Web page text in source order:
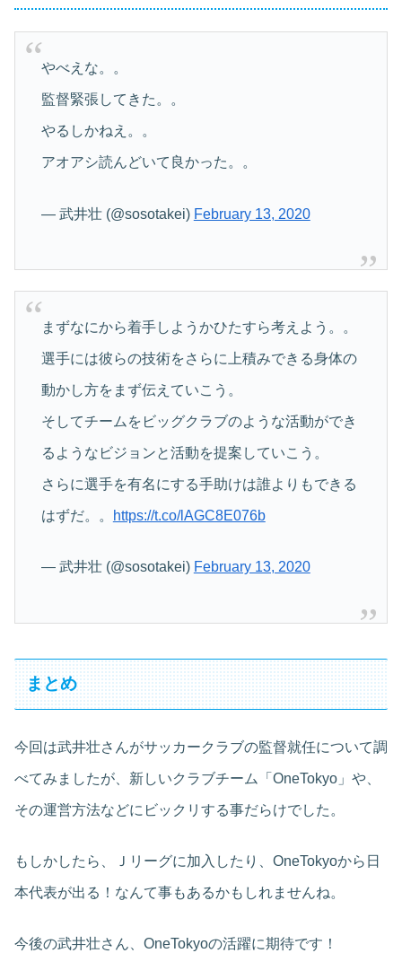
やべえな。。
監督緊張してきた。。
やるしかねえ。。
アオアシ読んどいて良かった。。
— 武井壮 (@sosotakei) February 13, 2020
まずなにから着手しようかひたすら考えよう。。
選手には彼らの技術をさらに上積みできる身体の
動かし方をまず伝えていこう。
そしてチームをビッグクラブのような活動ができ
るようなビジョンと活動を提案していこう。
さらに選手を有名にする手助けは誰よりもできる
はずだ。。 https://t.co/lAGC8E076b
— 武井壮 (@sosotakei) February 13, 2020
まとめ
今回は武井壮さんがサッカークラブの監督就任について調
べてみましたが、新しいクラブチーム「OneTokyo」や、
その運営方法などにビックリする事だらけでした。
もしかしたら、Ｊリーグに加入したり、OneTokyoから日
本代表が出る！なんて事もあるかもしれませんね。
今後の武井壮さん、OneTokyoの活躍に期待です！